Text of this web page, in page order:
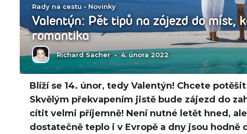
Rady na cestu • Novinky
Valentýn: Pět tipů na zájezd do míst,
romantika
Richard Sacher•4. února 2022
Blíží se 14. únor, tedy Valentýn! Chcete
Skvělým překvapením jistě bude zájezd do
cítit velmi příjemně! Není nutné letět hned,
dostatečně teplo i v Evropě a dny jsou hodně